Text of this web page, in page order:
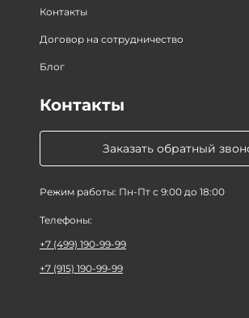
Контакты
Договор на сотрудничество
Блог
Заказать обратный
Режим работы: Пн-Пт с 9:00 до 18:00
Контакты
Телефоны:
+7 (499) 190-99-99
+7 (915) 190-99-99